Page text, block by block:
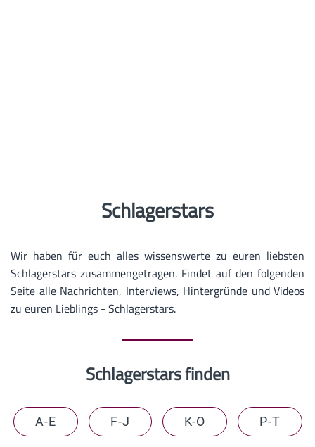
Schlagerstars
Wir haben für euch alles wissenswerte zu euren liebsten
Schlagerstars zusammengetragen. Findet auf den folgenden
Seite alle Nachrichten, Interviews, Hintergründe und Videos
zu euren Lieblings - Schlagerstars.
Schlagerstars finden
A-E F-J K-O P-T